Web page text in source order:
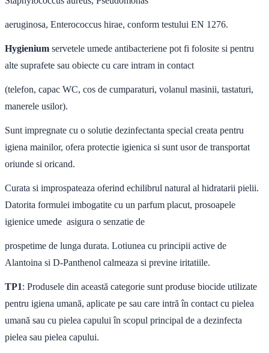
aeruginosa, Enterococcus hirae, conform testului EN 1276.
Hygienium servetele umede antibacteriene pot fi folosite si pentru
alte suprafete sau obiecte cu care intram in contact
(telefon, capac WC, cos de cumparaturi, volanul masinii, tastaturi,
manerele usilor).
Sunt impregnate cu o solutie dezinfectanta special creata pentru
igiena mainilor, ofera protectie igienica si sunt usor de transportat
oriunde si oricand.
Curata si improspateaza oferind echilibrul natural al hidratarii pielii.
Datorita formulei imbogatite cu un parfum placut, prosoapele
igienice umede asigura o senzatie de
prospetime de lunga durata. Lotiunea cu principii active de
Alantoina si D-Panthenol calmeaza si previne iritatiile.
TP1: Produsele din această categorie sunt produse biocide utilizate
pentru igiena umană, aplicate pe sau care intră în contact cu pielea
umană sau cu pielea capului în scopul principal de a dezinfecta
pielea sau pielea capului.